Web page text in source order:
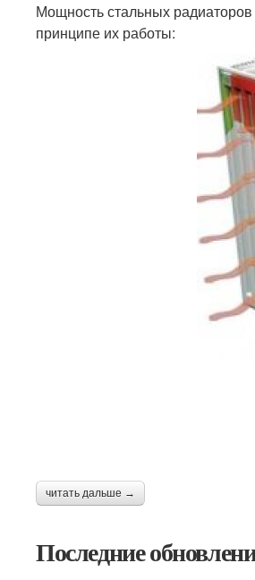
Мощность стальных
принципе их работы:
читать дальше →
Последние